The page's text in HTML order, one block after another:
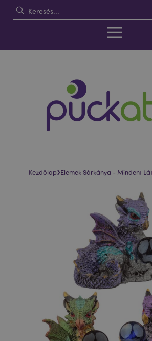
Kezdőlap›Elemek Sárkánya - Mindent